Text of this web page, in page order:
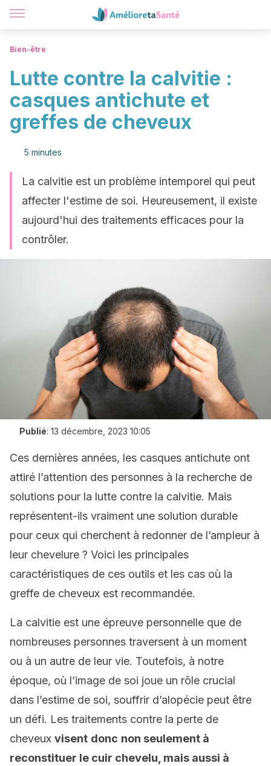
Bien-être
Lutte contre la calvitie :
casques antichute et
greffes de cheveux
5 minutes
La calvitie est un problème intemporel qui peut
affecter l'estime de soi. Heureusement, il existe
aujourd'hui des traitements efficaces pour la
contrôler.
Publié: 13 décembre, 2023 10:05
Ces dernières années, les casques antichute ont
attiré l’attention des personnes à la recherche de
solutions pour la lutte contre la calvitie. Mais
représentent-ils vraiment une solution durable
pour ceux qui cherchent à redonner de l’ampleur à
leur chevelure ? Voici les principales
caractéristiques de ces outils et les cas où la
greffe de cheveux est recommandée.
La calvitie est une épreuve personnelle que de
nombreuses personnes traversent à un moment
ou à un autre de leur vie. Toutefois, à notre
époque, où l’image de soi joue un rôle crucial
dans l’estime de soi, souffrir d’alopécie peut être
un défi. Les traitements contre la perte de
cheveux visent donc non seulement à
reconstituer le cuir chevelu, mais aussi à